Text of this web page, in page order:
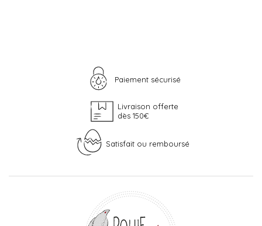
Paiement sécurisé
Livraison offerte
dès 150€
Satisfait ou remboursé